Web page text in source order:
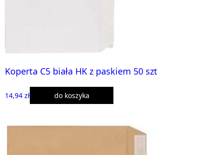
Koperta C5 biała HK z paskiem 50 szt
14,94 zł do koszyka